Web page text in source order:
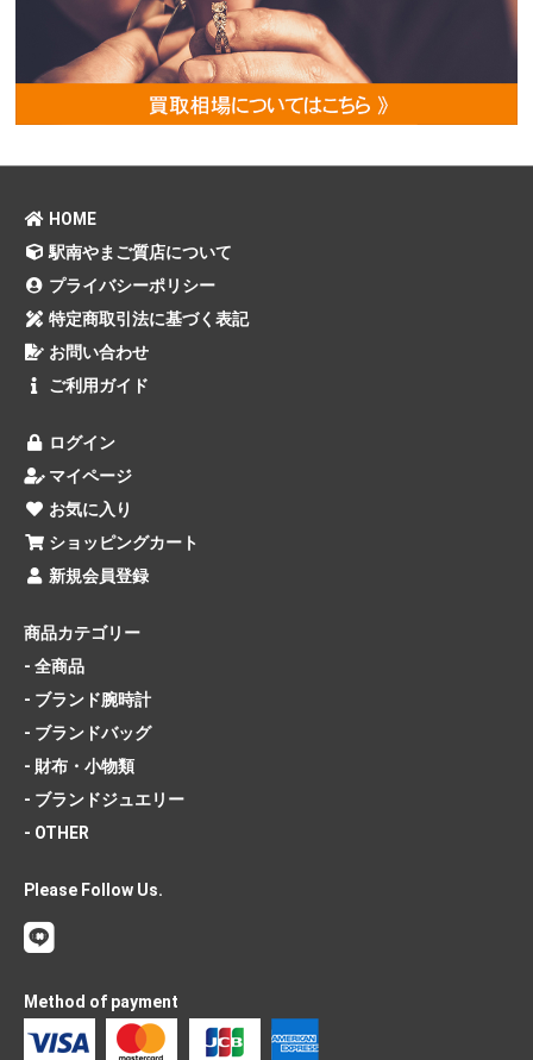
HOME
駅南やまご質店について
プライバシーポリシー
特定商取引法に基づく表記
お問い合わせ
ご利用ガイド
ログイン
マイページ
お気に入り
ショッピングカート
新規会員登録
商品カテゴリー
- 全商品
- ブランド腕時計
- ブランドバッグ
- 財布・小物類
- ブランドジュエリー
- OTHER
Please Follow Us.
Method of payment